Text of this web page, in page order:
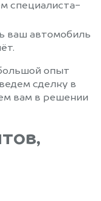
специалиста-
ваш автомобиль
опыт
сделку в
вам в решении